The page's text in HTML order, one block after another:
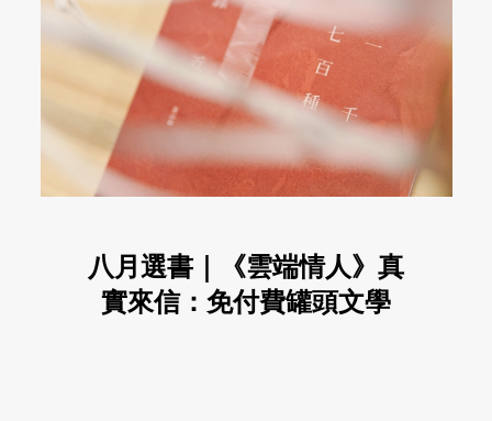
八月選書｜《雲端情人》真
實來信：免付費罐頭文學